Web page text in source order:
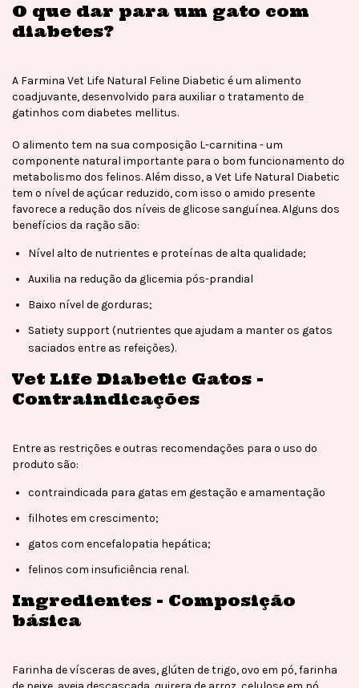
O que dar para um gato com
diabetes?
A Farmina Vet Life Natural Feline Diabetic é um alimento
coadjuvante, desenvolvido para auxiliar o tratamento de
gatinhos com diabetes mellitus.
O alimento tem na sua composição L-carnitina - um
componente natural importante para o bom funcionamento do
metabolismo dos felinos. Além disso, a Vet Life Natural Diabetic
tem o nível de açúcar reduzido, com isso o amido presente
favorece a redução dos níveis de glicose sanguínea. Alguns dos
benefícios da ração são:
Nível alto de nutrientes e proteínas de alta qualidade;
Auxilia na redução da glicemia pós-prandial
Baixo nível de gorduras;
Satiety support (nutrientes que ajudam a manter os gatos
saciados entre as refeições).
Vet Life Diabetic Gatos -
Contraindicações
Entre as restrições e outras recomendações para o uso do
produto são:
contraindicada para gatas em gestação e amamentação
filhotes em crescimento;
gatos com encefalopatia hepática;
felinos com insuficiência renal.
Ingredientes - Composição
básica
Farinha de vísceras de aves, glúten de trigo, ovo em pó, farinha